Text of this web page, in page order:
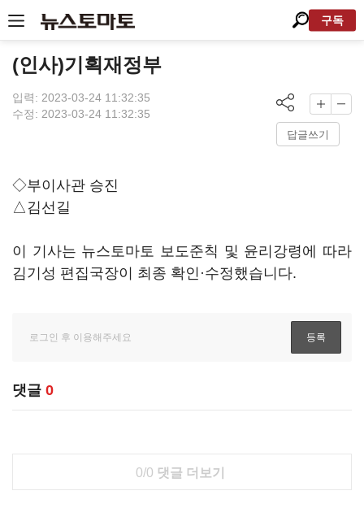
구독
(인사)기획재정부
입력: 2023-03-24 11:32:35
수정: 2023-03-24 11:32:35
답글쓰기
◇부이사관 승진
△김선길
이 기사는 뉴스토마토 보도준칙 및 윤리강령에 따라
김기성 편집국장이 최종 확인·수정했습니다.
댓글 0
0/0 댓글 더보기